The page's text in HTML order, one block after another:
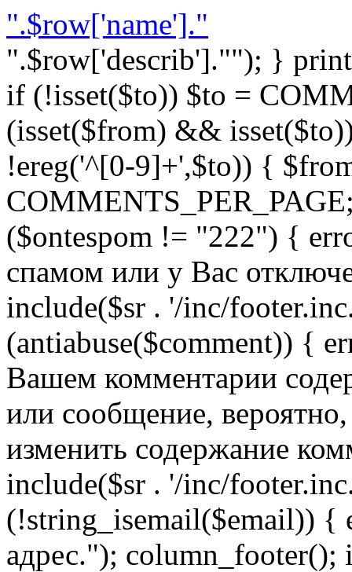
".$row['name']."
".$row['describ'].""); }
if (!isset($to)) $to =
(isset($from) &&
!ereg('^[0-9]+',$to)) {
($ontespom != "222") {
спамом или у Вас
include($sr . '/inc/
(antiabuse($comment)) {
Вашем комментарии
или сообщение,
изменить содержание
include($sr . '/inc/
(!string_isemail($email)) {
адрес."); column_footer();